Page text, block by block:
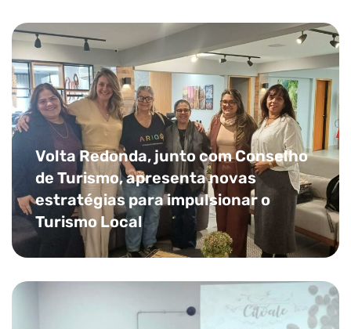
Volta Redonda, junto com Conselho
de Turismo, apresenta novas
estratégias para impulsionar o
Turismo Local